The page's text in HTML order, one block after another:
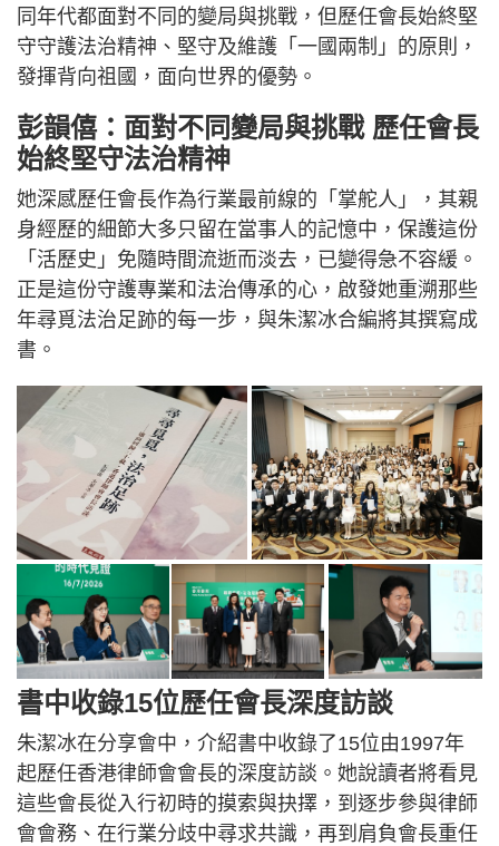
同年代都面對不同的變局與挑戰，但歷任會長始終堅
守守護法治精神、堅守及維護「一國兩制」的原則，
發揮背向祖國，面向世界的優勢。
彭韻僖：面對不同變局與挑戰 歷任會長
始終堅守法治精神
她深感歷任會長作為行業最前線的「掌舵人」，其親
身經歷的細節大多只留在當事人的記憶中，保護這份
「活歷史」免隨時間流逝而淡去，已變得急不容緩。
正是這份守護專業和法治傳承的心，啟發她重溯那些
年尋覓法治足跡的每一步，與朱潔冰合編將其撰寫成
書。
書中收錄15位歷任會長深度訪談
朱潔冰在分享會中，介紹書中收錄了15位由1997年
起歷任香港律師會會長的深度訪談。她說讀者將看見
這些會長從入行初時的摸索與抉擇，到逐步參與律師
會會務、在行業分歧中尋求共識，再到肩負會長重任